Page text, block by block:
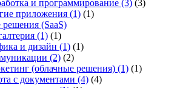
и программирование (3) (3)
приложения (1) (1)
(SaaS)
(1) (1)
и дизайн (1) (1)
(2) (2)
(облачные решения) (1) (1)
с документами (4) (4)